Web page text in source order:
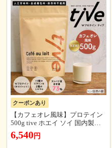
クーポンあり
【カフェオレ風味】プロテイン
500g tive ホエイ ソイ 国内製造
乳酸菌入り WPC製法 アミノ酸
スコア100 美容 訳あり(簡易梱
6,540円